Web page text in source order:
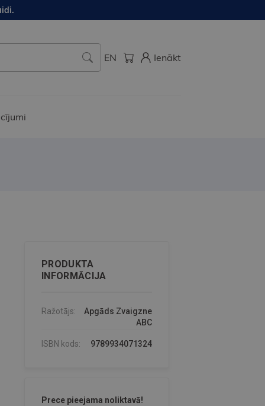
EN Ienākt
PRODUKTA
INFORMĀCIJA
Ražotājs:
Apgāds Zvaigzne
ABC
ISBN kods: 9789934071324
Prece pieejama noliktavā!